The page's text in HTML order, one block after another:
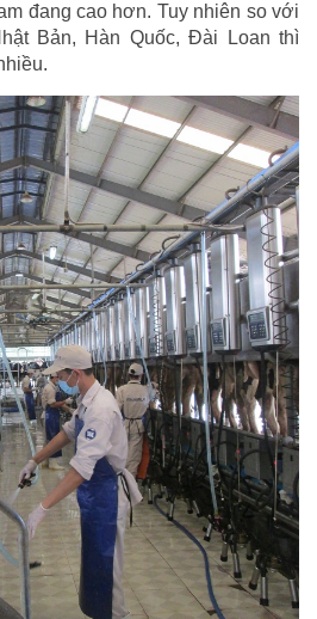
đang cao hơn. Tuy nhiên so với
Bản, Hàn Quốc, Đài Loan thì